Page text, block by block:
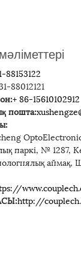
88153122
88012121
+ 86-15610102912
пошта:
паркі, № 1287,
аймақ,
http://